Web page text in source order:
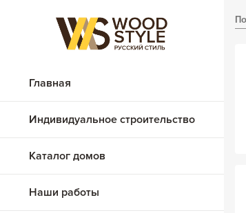
Главная
Индивидуальное строительство
Каталог домов
Из клееного бруса
Наши работы